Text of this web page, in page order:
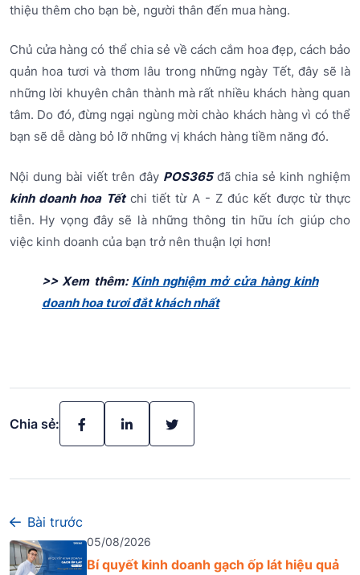
thiệu thêm cho bạn bè, người thân đến mua hàng.
Chủ cửa hàng có thể chia sẻ về cách cắm hoa đẹp, cách bảo
quản hoa tươi và thơm lâu trong những ngày Tết, đây sẽ là
những lời khuyên chân thành mà rất nhiều khách hàng quan
tâm. Do đó, đừng ngại ngùng mời chào khách hàng vì có thể
bạn sẽ dễ dàng bỏ lỡ những vị khách hàng tiềm năng đó.
Nội dung bài viết trên đây POS365đã chia sẻ kinh nghiệm
kinh doanh hoa Tếtchi tiết từ A - Z đúc kết được từ thực
tiễn. Hy vọng đây sẽ là những thông tin hữu ích giúp cho
việc kinh doanh của bạn trở nên thuận lợi hơn!
>> Xem thêm: Kinh nghiệm mở cửa hàng kinh
doanh hoa tươi đắt khách nhất
Chia sẻ:
Bài trước
05/08/2026
Bí quyết kinh doanh gạch ốp lát hiệu quả